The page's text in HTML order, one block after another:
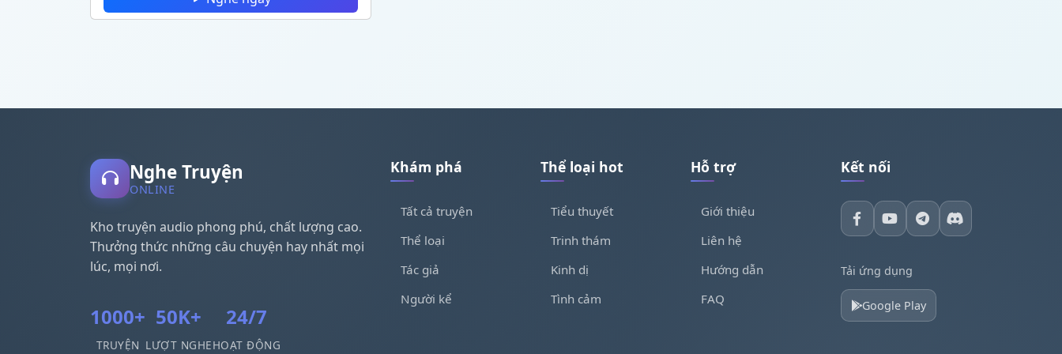
Nghe Truyện
ONLINE
Kho truyện audio phong phú, chất lượng cao.
Thưởng thức những câu chuyện hay nhất mọi
lúc, mọi nơi.
1000+
TRUYỆN
50K+
LƯỢT NGHE
24/7
HOẠT ĐỘNG
Khám phá
Tất cả truyện
Thể loại
Tác giả
Người kể
Thể loại hot
Tiểu thuyết
Trinh thám
Kinh dị
Tình cảm
Hỗ trợ
Giới thiệu
Liên hệ
Hướng dẫn
FAQ
Kết nối
Tải ứng dụng
Google Play